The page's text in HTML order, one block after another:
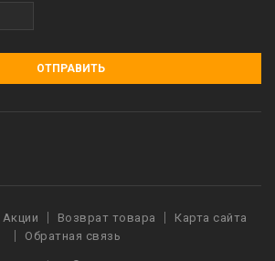
ОТПРАВИТЬ
Акции Возврат товара
Карта сайта
Обратная связь